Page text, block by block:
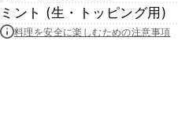
ミント (生・トッピング用)
料理を安全に楽しむための注意事項